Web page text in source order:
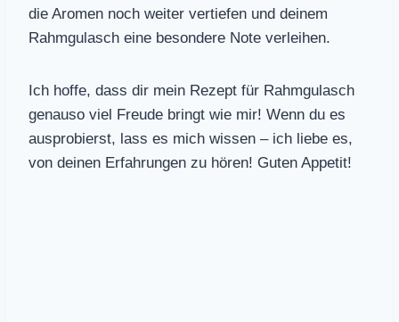
die Aromen noch weiter vertiefen und deinem
Rahmgulasch eine besondere Note verleihen.
Ich hoffe, dass dir mein Rezept für Rahmgulasch
genauso viel Freude bringt wie mir! Wenn du es
ausprobierst, lass es mich wissen – ich liebe es,
von deinen Erfahrungen zu hören! Guten Appetit!